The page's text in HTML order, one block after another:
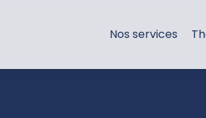
Nos services